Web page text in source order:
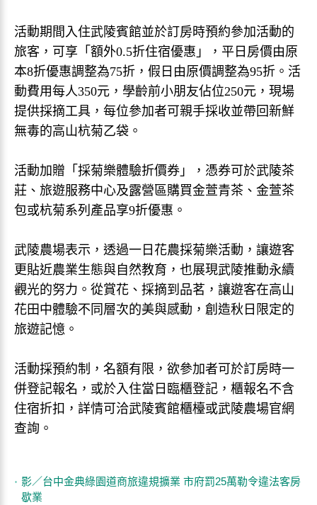
活動期間入住武陵賓館並於訂房時預約參加活動的
旅客，可享「額外0.5折住宿優惠」，平日房價由原
本8折優惠調整為75折，假日由原價調整為95折。活
動費用每人350元，學齡前小朋友佔位250元，現場
提供採摘工具，每位參加者可親手採收並帶回新鮮
無毒的高山杭菊乙袋。
活動加贈「採菊樂體驗折價券」，憑券可於武陵茶
莊、旅遊服務中心及露營區購買金萱青茶、金萱茶
包或杭菊系列產品享9折優惠。
武陵農場表示，透過一日花農採菊樂活動，讓遊客
更貼近農業生態與自然教育，也展現武陵推動永續
觀光的努力。從賞花、採摘到品茗，讓遊客在高山
花田中體驗不同層次的美與感動，創造秋日限定的
旅遊記憶。
活動採預約制，名額有限，欲參加者可於訂房時一
併登記報名，或於入住當日臨櫃登記，櫃報名不含
住宿折扣，詳情可洽武陵賓館櫃檯或武陵農場官網
查詢。
影／台中金典綠園道商旅違規擴業 市府罰25萬勒令違法客房
歇業